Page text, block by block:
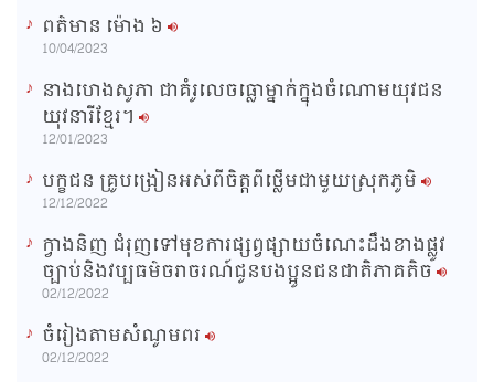
ពត៌មាន ម៉ោង​ ៦
10/04/2023
នាងហេងសូភា ជាគំរូលេចធ្លោម្នាក់ក្នុងចំណោមយុវជន
យុវនារីខ្មែរ។
12/01/2023
បក្ខជន គ្រូបង្រៀនអស់ពីចិត្តពីថ្លើមជាមួយស្រុកភូមិ
12/12/2022
ក្វាងនិញ ជំរុញទៅមុខការផ្សព្វផ្សាយចំណេះដឹងខាងផ្លូវ
ច្បាប់និងវប្បធម៌ចរាចរណ៍ជូនបងប្អូនជនជាតិភាគតិច
02/12/2022
ចំរៀងតាមសំណូមពរ
02/12/2022